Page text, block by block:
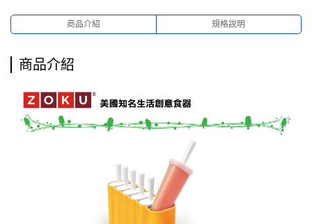
商品介紹 規格說明
商品介紹